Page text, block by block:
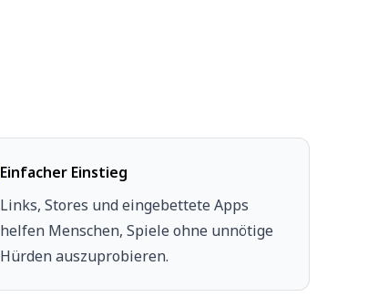
Einfacher Einstieg
Links, Stores und eingebettete Apps
helfen Menschen, Spiele ohne unnötige
Hürden auszuprobieren.